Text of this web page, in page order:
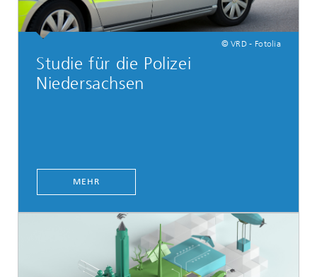
© VRD - Fotolia
Studie für die Polizei
Niedersachsen
MEHR